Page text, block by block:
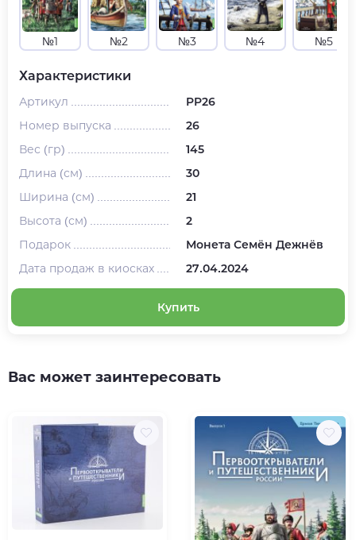
№1 №2 №3 №4 №5
Характеристики
Артикул
PP26
Номер выпуска
26
Вес (гр)
145
Длина (см)
30
Ширина (см)
21
Высота (см)
2
Подарок
Монета Семён Дежнёв
Дата продаж в киосках
27.04.2024
Купить
Вас может заинтересовать